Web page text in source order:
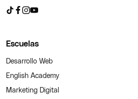
Escuelas
Desarrollo Web
English Academy
Marketing Digital